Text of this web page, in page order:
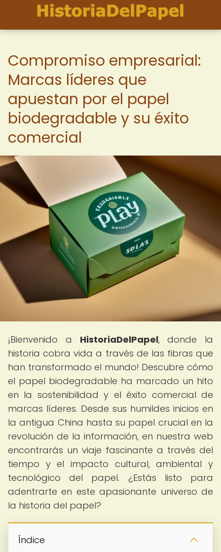
Compromiso empresarial:
Marcas líderes que
apuestan por el papel
biodegradable y su éxito
comercial
¡Bienvenido a HistoriaDelPapel, donde la
historia cobra vida a través de las fibras que
han transformado el mundo! Descubre cómo
el papel biodegradable ha marcado un hito
en la sostenibilidad y el éxito comercial de
marcas líderes. Desde sus humildes inicios en
la antigua China hasta su papel crucial en la
revolución de la información, en nuestra web
encontrarás un viaje fascinante a través del
tiempo y el impacto cultural, ambiental y
tecnológico del papel. ¿Estás listo para
adentrarte en este apasionante universo de
la historia del papel?
Índice